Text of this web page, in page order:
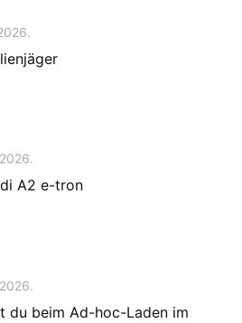
A2 e-tron
du beim Ad-hoc-Laden im